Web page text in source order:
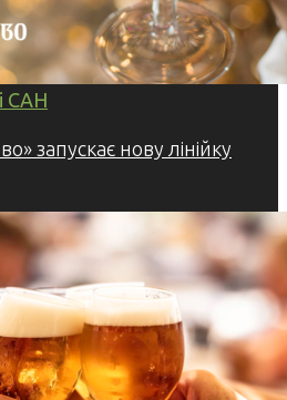
САН
запускає нову лінійку